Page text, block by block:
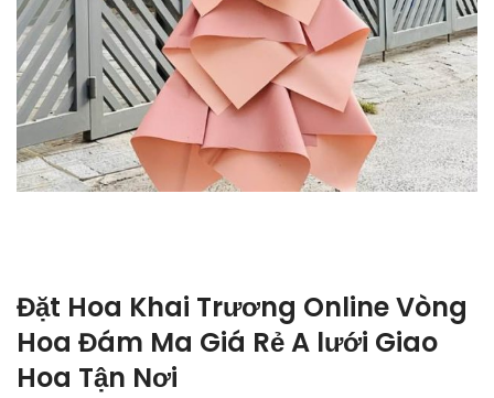
Đặt Hoa Khai Trương Online Vòng
Hoa Đám Ma Giá Rẻ A lưới Giao
Hoa Tận Nơi